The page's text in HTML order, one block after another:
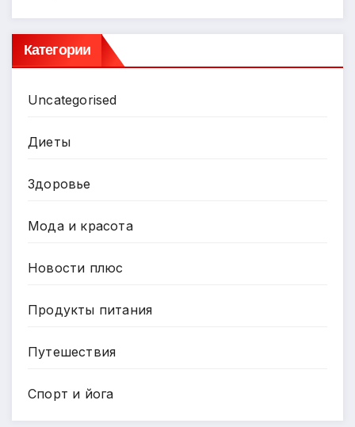
Категории
Uncategorised
Диеты
Здоровье
Мода и красота
Новости плюс
Продукты питания
Путешествия
Спорт и йога